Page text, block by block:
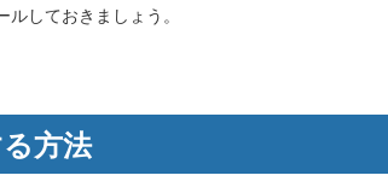
しておきましょう。
方法